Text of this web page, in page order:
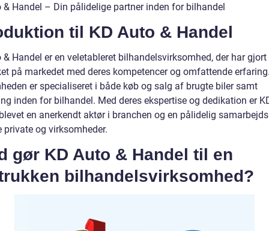
& Handel – Din pålidelige partner inden for bilhandel
til KD Auto & Handel
& Handel er en veletableret bilhandelsvirksomhed, der har
på markedet med deres kompetencer og omfattende
er specialiseret i både køb og salg af brugte biler samt
inden for bilhandel. Med deres ekspertise og dedikation er
en anerkendt aktør i branchen og en pålidelig
private og virksomheder.
gør KD Auto & Handel til en
bilhandelsvirksomhed?